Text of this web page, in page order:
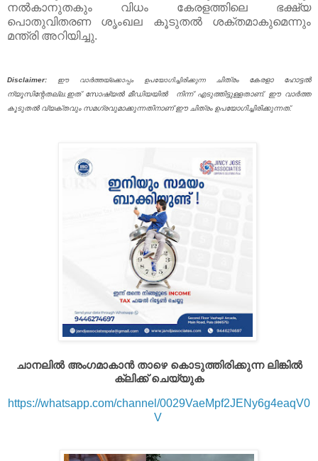
നൽകാനുതകും വിധം കേരളത്തിലെ ഭക്ഷ്യ
പൊതുവിതരണ ശൃംഖല കൂടുതൽ ശക്തമാകുമെന്നും
മന്ത്രി അറിയിച്ചു.
Disclaimer: ഈ വാർത്തയ്ക്കൊപ്പം ഉപയോഗിച്ചിരിക്കുന്ന
ചിത്രം കേരളാ ഹോട്ടൽ
ന്യൂസിന്റേതല്ല.ഇത് സോഷ്യൽ മീഡിയയിൽ നിന്ന് എടുത്തിട്ടുള്ളതാണ്. ഈ വാർത്ത
കൂടുതൽ വ്യക്തവും സമഗ്രവുമാക്കുന്നതിനാണ് ഈ ചിത്രം ഉപയോഗിച്ചിരിക്കുന്നത്.
ചാനലിൽ അംഗമാകാൻ താഴെ കൊടുത്തിരിക്കുന്ന ലിങ്കിൽ
ക്ലിക്ക് ചെയ്യുക
https://whatsapp.com/channel/0029VaeMpf2JENy6g4eaqV0
V